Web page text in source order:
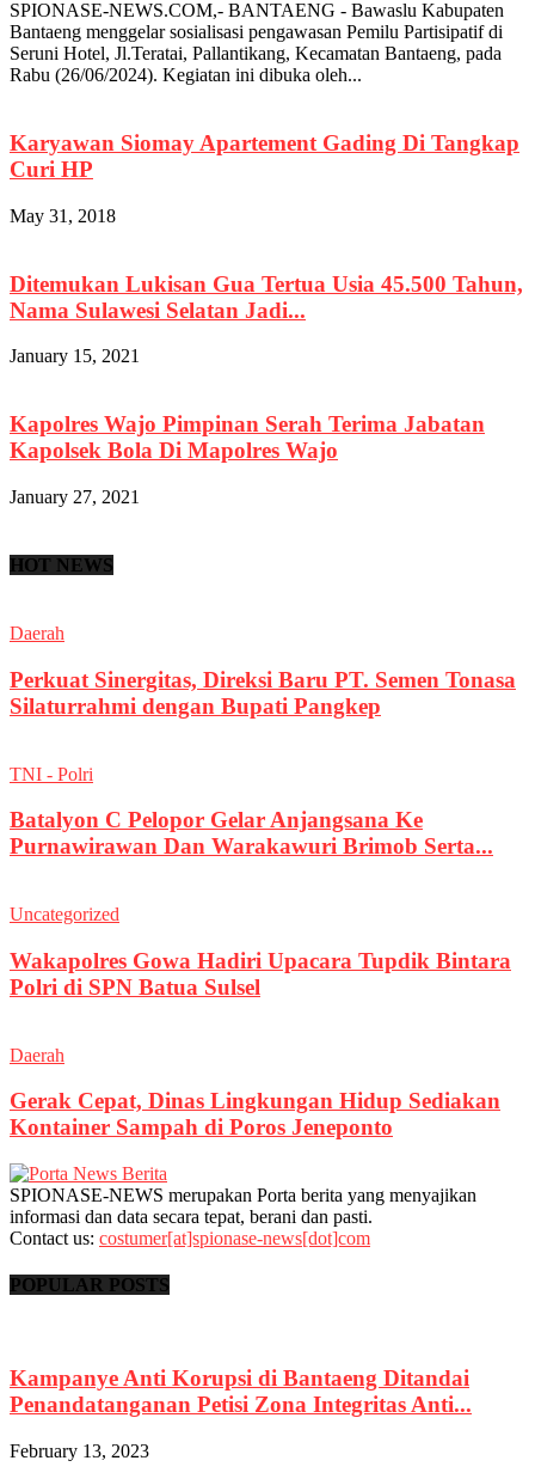
SPIONASE-NEWS.COM,- BANTAENG - Bawaslu Kabupaten
Bantaeng menggelar sosialisasi pengawasan Pemilu Partisipatif di
Seruni Hotel, Jl.Teratai, Pallantikang, Kecamatan Bantaeng, pada
Rabu (26/06/2024). Kegiatan ini dibuka oleh...
Karyawan Siomay Apartement Gading Di Tangkap
Curi HP
May 31, 2018
Ditemukan Lukisan Gua Tertua Usia 45.500 Tahun,
Nama Sulawesi Selatan Jadi...
January 15, 2021
Kapolres Wajo Pimpinan Serah Terima Jabatan
Kapolsek Bola Di Mapolres Wajo
January 27, 2021
HOT NEWS
Daerah
Perkuat Sinergitas, Direksi Baru PT. Semen Tonasa
Silaturrahmi dengan Bupati Pangkep
TNI - Polri
Batalyon C Pelopor Gelar Anjangsana Ke
Purnawirawan Dan Warakawuri Brimob Serta...
Uncategorized
Wakapolres Gowa Hadiri Upacara Tupdik Bintara
Polri di SPN Batua Sulsel
Daerah
Gerak Cepat, Dinas Lingkungan Hidup Sediakan
Kontainer Sampah di Poros Jeneponto
SPIONASE-NEWS merupakan Porta berita yang menyajikan
informasi dan data secara tepat, berani dan pasti.
Contact us: costumer[at]spionase-news[dot]com
POPULAR POSTS
Kampanye Anti Korupsi di Bantaeng Ditandai
Penandatanganan Petisi Zona Integritas Anti...
February 13, 2023